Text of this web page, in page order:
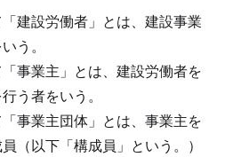
建設労働者」とは、建設事業
う。
事業主」とは、建設労働者を
う者をいう。
事業主団体」とは、事業主を
（以下「構成員」という。）